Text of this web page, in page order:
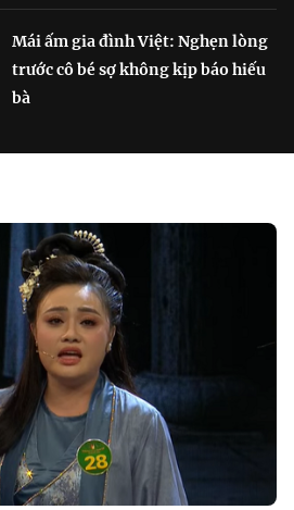
Mái ấm gia đình Việt: Nghẹn lòng
trước cô bé sợ không kịp báo hiếu
bà